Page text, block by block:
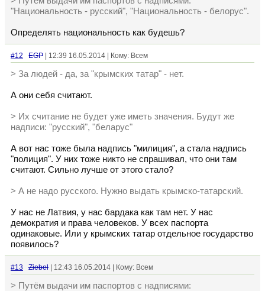
"Национальность - русский", "Национальность - белорус".
Определять национальность как будешь?
#12 EGP | 12:39 16.05.2014 | Кому: Всем
> За людей - да, за "крымских татар" - нет.
А они себя считают.
> Их считание не будет уже иметь значения. Будут же
надписи: "русский", "беларус"
А вот нас тоже была надпись "милиция", а стала надпись
"полиция". У них тоже никто не спрашивал, что они там
считают. Сильно лучше от этого стало?
> А не надо русского. Нужно выдать крымско-татарский.
У нас не Латвия, у нас бардака как там нет. У нас
демократия и права человеков. У всех паспорта
одинаковые. Или у крымских татар отдельное государство
появилось?
#13 Ziebel | 12:43 16.05.2014 | Кому: Всем
> Путём выдачи им паспортов с надписями: